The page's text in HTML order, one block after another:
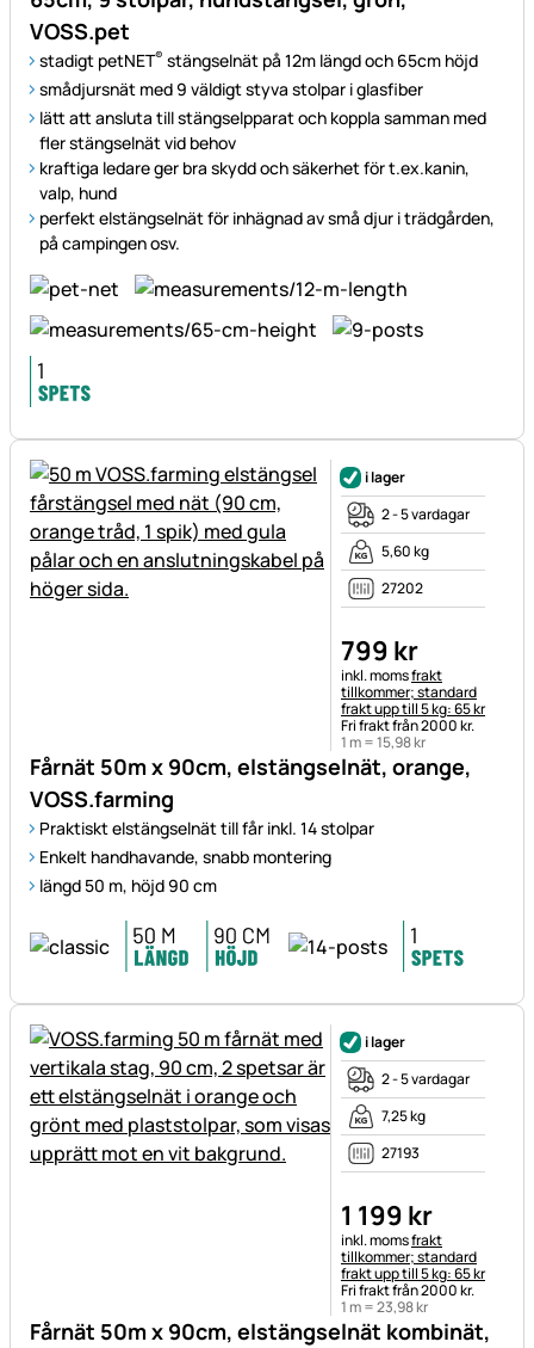
VOSS.pet
stadigt petNET® stängselnät på 12m längd och 65cm höjd
smådjursnät med 9 väldigt styva stolpar i glasfiber
lätt att ansluta till stängselpparat och koppla samman med
fler stängselnät vid behov
kraftiga ledare ger bra skydd och säkerhet för t.ex.kanin,
valp, hund
perfekt elstängselnät för inhägnad av små djur i trädgården,
på campingen osv.
Fårnät 50m x 90cm, elstängselnät, orange,
VOSS.farming
Praktiskt elstängselnät till får inkl. 14 stolpar
Enkelt handhavande, snabb montering
längd 50 m, höjd 90 cm
i lager
2 - 5 vardagar
5,60 kg
27202
799 kr
Skatteinformation:
inkl. momsfrakt
tillkommer; standard
frakt upp till 5 kg: 65 kr
Fri frakt från 2000 kr.
1 m =15,98kr
Fårnät 50m x 90cm, elstängselnät kombinät,
i lager
2 - 5 vardagar
7,25 kg
27193
1 199 kr
Skatteinformation:
inkl. momsfrakt
tillkommer; standard
frakt upp till 5 kg: 65 kr
Fri frakt från 2000 kr.
1 m =23,98kr